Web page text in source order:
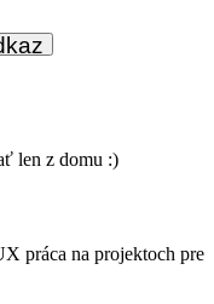
len z domu :)
práca na projektoch pre